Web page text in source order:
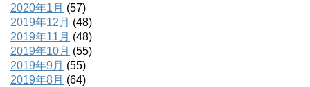
2020年1月 (57)
2019年12月 (48)
2019年11月 (48)
2019年10月 (55)
2019年9月 (55)
2019年8月 (64)